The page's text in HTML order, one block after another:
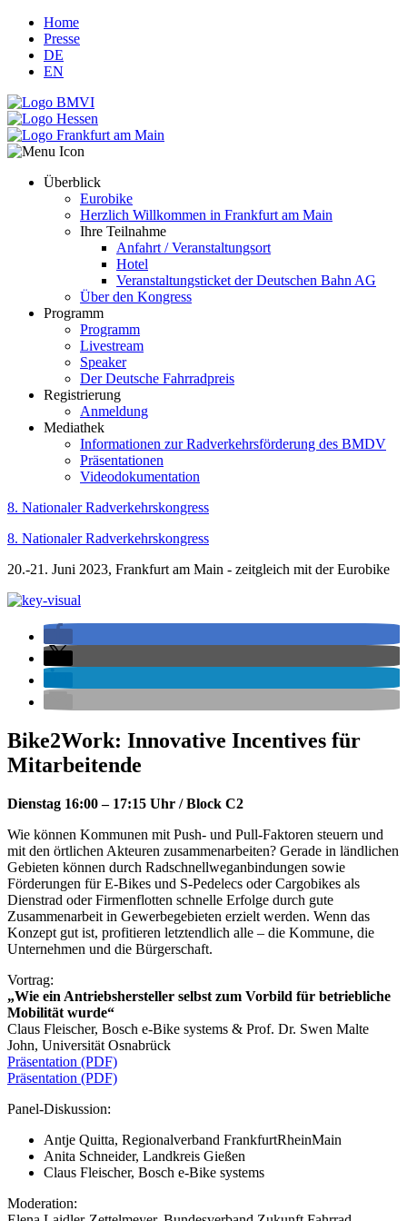
Home
Presse
DE
EN
Überblick
Eurobike
Herzlich Willkommen in Frankfurt am Main
Ihre Teilnahme
Anfahrt / Veranstaltungsort
Hotel
Veranstaltungsticket der Deutschen Bahn AG
Über den Kongress
Programm
Programm
Livestream
Speaker
Der Deutsche Fahrradpreis
Registrierung
Anmeldung
Mediathek
Informationen zur Radverkehrsförderung des BMDV
Präsentationen
Videodokumentation
8. Nationaler Radverkehrskongress
8. Nationaler Radverkehrskongress
20.-21. Juni 2023, Frankfurt am Main - zeitgleich mit der Eurobike
Bike2Work: Innovative Incentives für
Mitarbeitende
Dienstag 16:00 – 17:15 Uhr / Block C2
Wie können Kommunen mit Push- und Pull-Faktoren steuern und
mit den örtlichen Akteuren zusammenarbeiten? Gerade in ländlichen
Gebieten können durch Radschnellweganbindungen sowie
Förderungen für E-Bikes und S-Pedelecs oder Cargobikes als
Dienstrad oder Firmenflotten schnelle Erfolge durch gute
Zusammenarbeit in Gewerbegebieten erzielt werden. Wenn das
Konzept gut ist, profitieren letztendlich alle – die Kommune, die
Unternehmen und die Bürgerschaft.
Vortrag:
„Wie ein Antriebshersteller selbst zum Vorbild für betriebliche
Mobilität wurde“
Claus Fleischer, Bosch e-Bike systems & Prof. Dr. Swen Malte
John, Universität Osnabrück
Präsentation (PDF)
Präsentation (PDF)
Panel-Diskussion:
Antje Quitta, Regionalverband FrankfurtRheinMain
Anita Schneider, Landkreis Gießen
Claus Fleischer, Bosch e-Bike systems
Moderation: